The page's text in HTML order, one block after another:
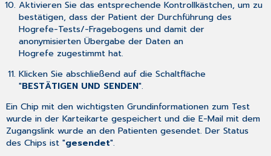
Aktivieren Sie das entsprechende Kontrollkästchen, um zu
bestätigen, dass der Patient der Durchführung des
Hogrefe-Tests/-Fragebogens und damit der
anonymisierten Übergabe der Daten an
Hogrefe zugestimmt hat.
Klicken Sie abschließend auf die Schaltfläche
"BESTÄTIGEN UND SENDEN".
Ein Chip mit den wichtigsten Grundinformationen zum Test
wurde in der Karteikarte gespeichert und die E-Mail mit dem
Zugangslink wurde an den Patienten gesendet. Der Status
des Chips ist "gesendet".